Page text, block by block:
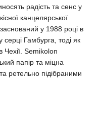
радість та сенс у
канцелярської
у 1988 році в
Гамбурга, тоді як
Чехії. Semikolon
папір та міцна
ретельно підібраними